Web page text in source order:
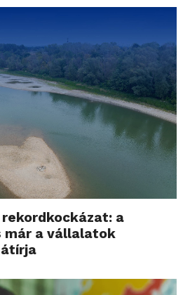
a
már a vállalatok